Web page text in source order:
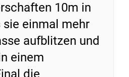
10m in
einmal mehr
aufblitzen und
einem
die